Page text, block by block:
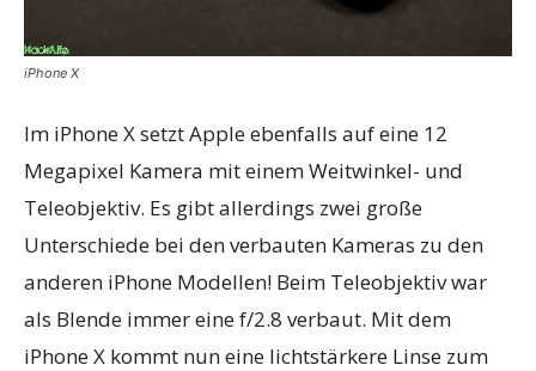
iPhone X
Im iPhone X setzt Apple ebenfalls auf eine 12
Megapixel Kamera mit einem Weitwinkel- und
Teleobjektiv. Es gibt allerdings zwei große
Unterschiede bei den verbauten Kameras zu den
anderen iPhone Modellen! Beim Teleobjektiv war
als Blende immer eine f/2.8 verbaut. Mit dem
iPhone X kommt nun eine lichtstärkere Linse zum